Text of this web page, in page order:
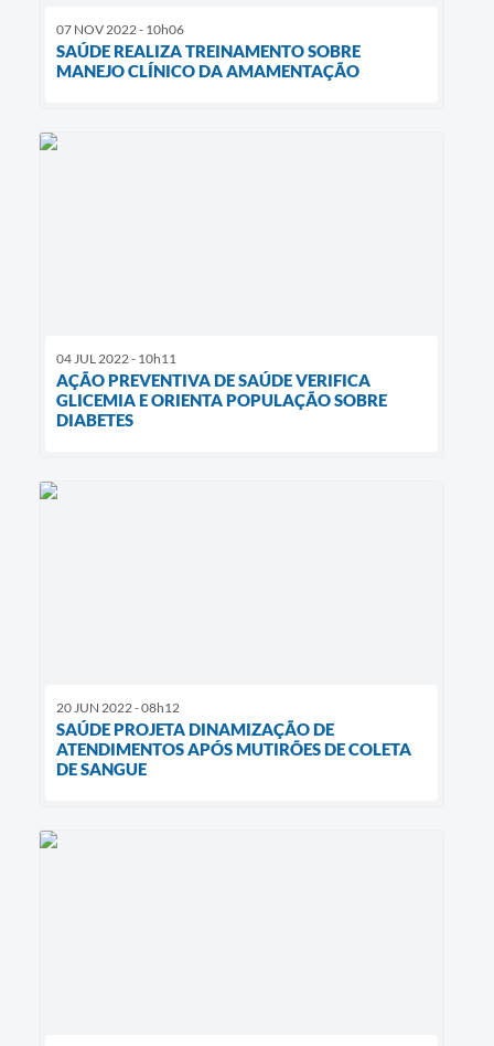
07 NOV 2022 - 10h06
SAÚDE REALIZA TREINAMENTO SOBRE
MANEJO CLÍNICO DA AMAMENTAÇÃO
04 JUL 2022 - 10h11
AÇÃO PREVENTIVA DE SAÚDE VERIFICA
GLICEMIA E ORIENTA POPULAÇÃO SOBRE
DIABETES
20 JUN 2022 - 08h12
SAÚDE PROJETA DINAMIZAÇÃO DE
ATENDIMENTOS APÓS MUTIRÕES DE COLETA
DE SANGUE